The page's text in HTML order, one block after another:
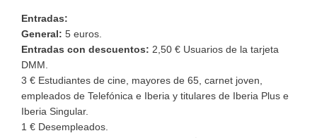
Entradas:
General: 5 euros
Entradas con descuentos: 2,50 € Usuarios de la tarjeta
DMM.
3 € Estudiantes de cine, mayores de 65, carnet joven,
empleados de Telefónica e Iberia y titulares de Iberia Plus e
Iberia Singular.
1 € Desempleados.